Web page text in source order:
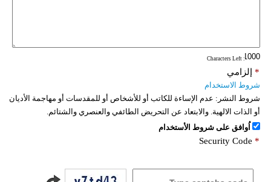
: Characters Left
إلزامي *
شروط الاستخدام
شروط النشر: عدم الإساءة للكاتب أو للأشخاص أو للمقدسات أو مهاجمة الأديان
أو الذات الالهية. والابتعاد عن التحريض الطائفي والعنصري والشتائم.
اُوافق على شروط الأستخدام
Security Code *